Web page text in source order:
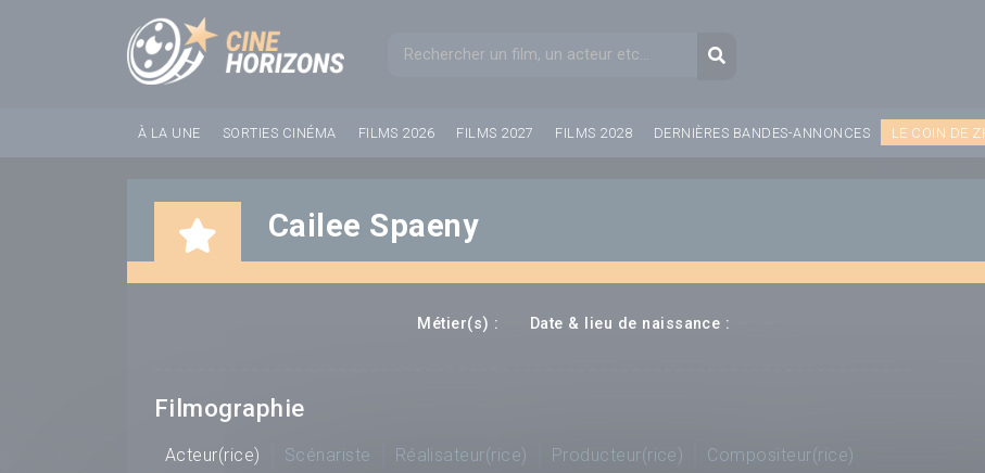
Formulaire de rechercheRecherche
À LA UNE SORTIES CINÉMA FILMS 2026 FILMS 2027 FILMS 2028 DERNIÈRES BANDES-ANNONCES LE COIN DE
Cailee Spaeny
Métier(s) : Date & lieu de naissance :
Filmographie
Acteur(rice) Scénariste Réalisateur(rice) Producteur(rice) Compositeur(rice)
Panneau de gestion des cookies